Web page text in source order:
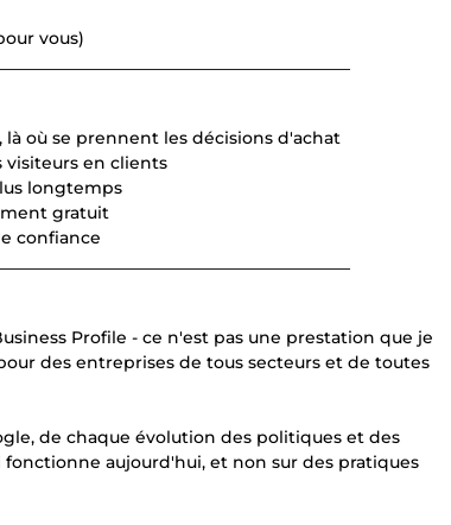
vous)
là où se prennent les décisions d'achat
en clients
longtemps
gratuit
confiance
Profile - ce n'est pas une prestation que je
des entreprises de tous secteurs et de toutes
de chaque évolution des politiques et des
aujourd'hui, et non sur des pratiques